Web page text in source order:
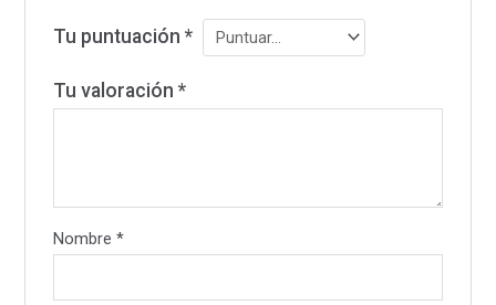
Tu puntuación *
Tu valoración *
Nombre *